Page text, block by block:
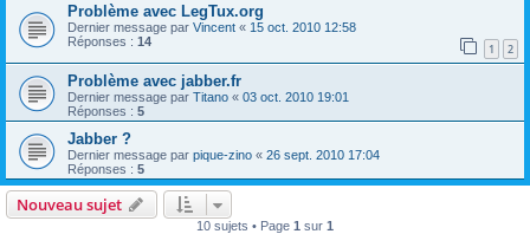
Problème avec LegTux.org
Dernier message par Vincent « 15 oct. 2010 12:58
Réponses : 14 1 2
Problème avec jabber.fr
Dernier message par Titano « 03 oct. 2010 19:01
Réponses : 5
Jabber ?
Dernier message par pique-zino « 26 sept. 2010 17:04
Réponses : 5
Nouveau sujet
10 sujets • Page 1 sur 1